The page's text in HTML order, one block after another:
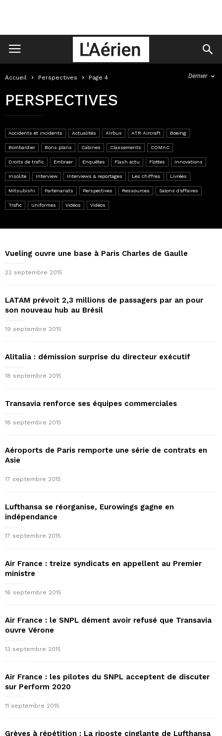
Accueil Perspectives Page 4 Dernier
PERSPECTIVES
Accidents et incidents Actualités Airbus ATR Aircraft Boeing
Bombardier Bons plans Cabines Classements COMAC
Droits de trafic Embraer Enquêtes Flash actu Flottes Innovations
Insolite Interview Interviews & reportages Les chiffres Livrées
Mitsubishi Partenariats Perspectives Ressources Salons d'affaires
Trafic Uniformes Vidéos Vidéos
Vueling ouvre une base à Paris Charles de Gaulle
22 septembre 2015
LATAM prévoit 2,3 millions de passagers par an pour
son nouveau hub au Brésil
19 septembre 2015
Alitalia : démission surprise du directeur exécutif
18 septembre 2015
Transavia renforce ses équipes commerciales
18 septembre 2015
Aéroports de Paris remporte une série de contrats en
Asie
17 septembre 2015
Lufthansa se réorganise, Eurowings gagne en
indépendance
17 septembre 2015
Air France : treize syndicats en appellent au Premier
ministre
16 septembre 2015
Air France : le SNPL dément avoir refusé que Transavia
ouvre Vérone
13 septembre 2015
Air France : les pilotes du SNPL acceptent de discuter
sur Perform 2020
11 septembre 2015
Grèves à répétition : La riposte cinglante de Lufthansa